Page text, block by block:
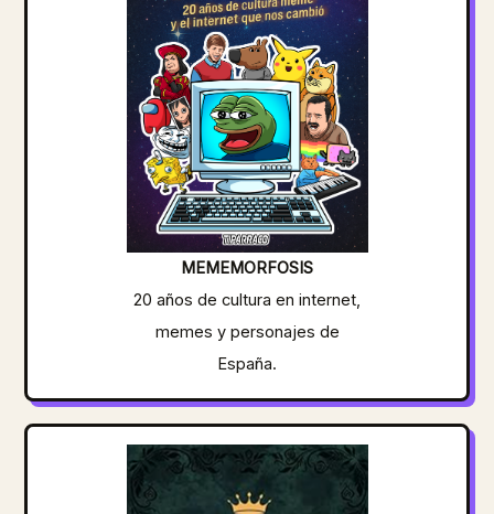
MEMEMORFOSIS
20 años de cultura en internet,
memes y personajes de
España.